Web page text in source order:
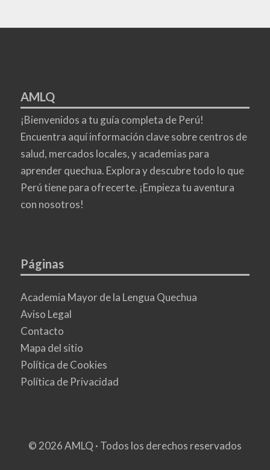
AMLQ
¡Bienvenidos a tu guía completa de Perú!
Encuentra aquí información clave sobre centros de
salud, mercados locales, y academias para
aprender quechua. Explora y descubre todo lo que
Perú tiene para ofrecerte. ¡Empieza tu aventura
con nosotros!
Páginas
Academia Mayor de la Lengua Quechua
Aviso Legal
Contacto
Mapa del sitio
Política de Cookies
Política de Privacidad
© 2026 AMLQ · Todos los derechos reservados